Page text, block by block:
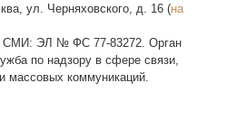
, ул. Черняховского, д. 16 (на
СМИ: ЭЛ № ФС 77-83272. Орган
по надзору в сфере связи,
массовых коммуникаций.